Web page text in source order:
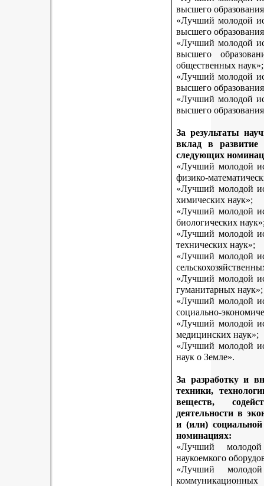
высшего
«Лучший молодой
высшего
«Лучший молодой
высшего
общественных наук»;
«Лучший молодой
высшего
«Лучший молодой
высшего
За результаты
вклад в развитие
следующих
«Лучший молодой
физико-
«Лучший молодой
химических наук»;
«Лучший молодой
биологических
«Лучший молодой
технических наук»;
«Лучший молодой
«Лучший молодой
гуманитарных наук»;
«Лучший молодой
социально-
«Лучший молодой
медицинских наук»;
«Лучший молодой
наук о Земле».
За разработку и
техники,
веществ,
деятельности в
и (или)
номинациях:
«Лучший
наукоемкого
«Лучший